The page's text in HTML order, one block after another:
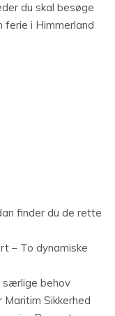
du skal besøge
ferie i Himmerland
finder du de rette
– To dynamiske
særlige behov
Sikkerhed